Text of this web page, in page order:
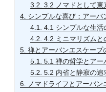
3.2. 3.2 ノマドとして東
4. シンプルな喜び：アーバ
4.1.
4.1 シンプルな生活
4.2. 4.2 ミニマリズムと
5. 禅とアーバンエスケープ
5.1.
5.1 禅の哲学とアー
5.2. 5.2 内省と静寂の追
6.
ノマドライフとアーバ